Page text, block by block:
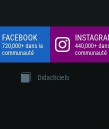
FACEBOOK
720,000+ dans la
communauté
440,000+
communauté
Didacticiels